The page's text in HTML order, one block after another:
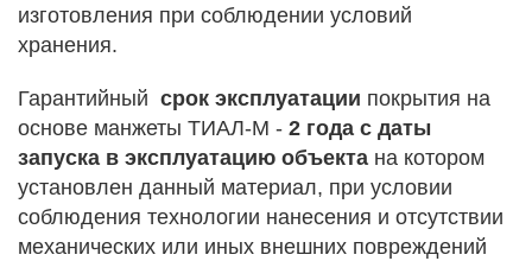
изготовления при соблюдении условий
хранения.
Гарантийный срок эксплуатации покрытия на
основе манжеты ТИАЛ-М - 2 года с даты
запуска в эксплуатацию объекта на котором
установлен данный материал, при условии
соблюдения технологии нанесения и отсутствии
механических или иных внешних повреждений